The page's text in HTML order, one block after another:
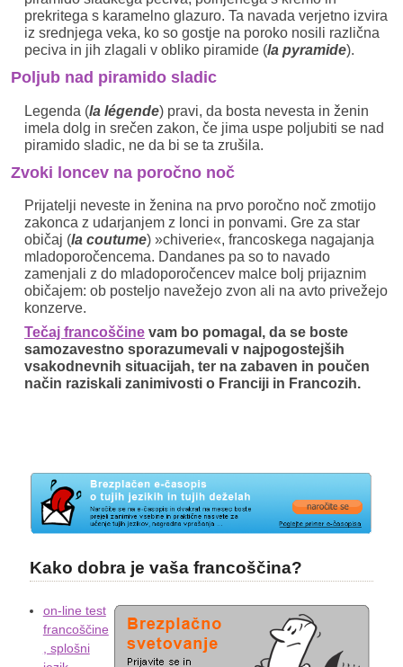
prekritega s karamelno glazuro. Ta navada verjetno izvira
iz srednjega veka, ko so gostje na poroko nosili različna
peciva in jih zlagali v obliko piramide (la pyramide).
Poljub nad piramido sladic
Legenda (la légende) pravi, da bosta nevesta in ženin
imela dolg in srečen zakon, če jima uspe poljubiti se nad
piramido sladic, ne da bi se ta zrušila.
Zvoki loncev na poročno noč
Prijatelji neveste in ženina na prvo poročno noč zmotijo
zakonca z udarjanjem z lonci in ponvami. Gre za star
običaj (la coutume) »chiverie«, francoskega nagajanja
mladoporočencema. Dandanes pa so to navado
zamenjali z do mladoporočencev malce bolj prijaznim
običajem: ob posteljo navežejo zvon ali na avto privežejo
konzerve.
Tečaj francoščine vam bo pomagal, da se boste
samozavestno sporazumevali v najpogostejših
vsakodnevnih situacijah, ter na zabaven in poučen
način raziskali zanimivosti o Franciji in Francozih.
Kako dobra je vaša francoščina?
on-line test
francoščine
, splošni